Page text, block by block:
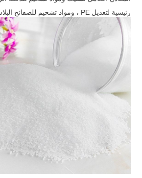
رئيسية لتعديل PE ، ومواد تشحيم للصفائح البلاستيكية ومضادة للضباب.